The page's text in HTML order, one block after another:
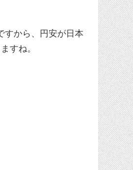
から、円安が日本
すね。